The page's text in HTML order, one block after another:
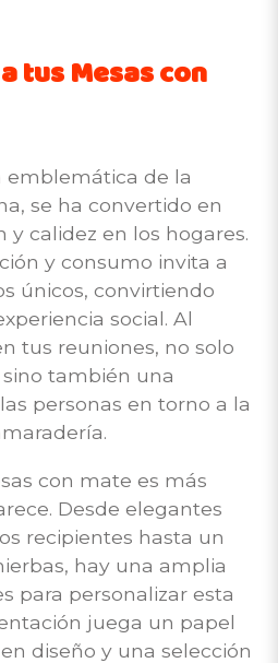
tus Mesas con
emblemática de la
se ha convertido en
y calidez en los hogares.
y consumo invita a
únicos, convirtiendo
social. Al
tus reuniones, no solo
también una
personas en torno a la
con mate es más
Desde elegantes
recipientes hasta un
hay una amplia
para personalizar esta
juega un papel
diseño y una selección